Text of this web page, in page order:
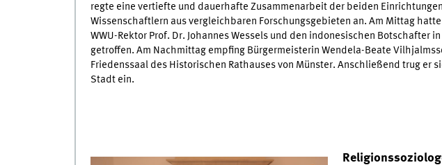
regte eine vertiefte und dauerhafte Zusammenarbeit der beiden
Wissenschaftlern aus vergleichbaren Forschungsgebieten an. Am Mittag
WWU-Rektor Prof. Dr. Johannes Wessels und den indonesischen Botschafter
getroffen. Am Nachmittag empfing Bürgermeisterin Wendela-Beate
Friedenssaal des Historischen Rathauses von Münster. Anschließend trug er
Stadt ein.